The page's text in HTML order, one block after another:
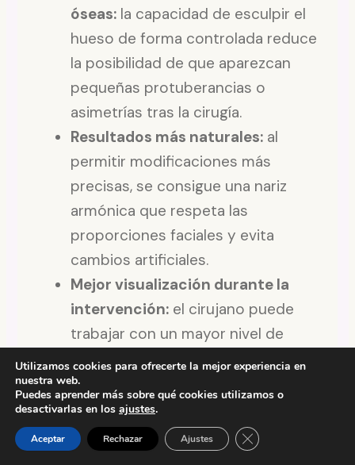
óseas: la capacidad de esculpir el
hueso de forma controlada reduce
la posibilidad de que aparezcan
pequeñas protuberancias o
asimetrías tras la cirugía.
Resultados más naturales: al
permitir modificaciones más
precisas, se consigue una nariz
armónica que respeta las
proporciones faciales y evita
cambios artificiales.
Mejor visualización durante la
intervención: el cirujano puede
trabajar con un mayor nivel de
detalle y control sobre las
estructuras óseas.
Recuperación más confortable
para el paciente:muchos pacientes
experimentan menos molestias
Chat de la clínica
Utilizamos cookies para ofrecerte la mejor experiencia en
nuestra web.
Puedes aprender más sobre qué cookies utilizamos o
desactivarlas en los ajustes.
Aceptar Rechazar Ajustes Cerrar el banner de